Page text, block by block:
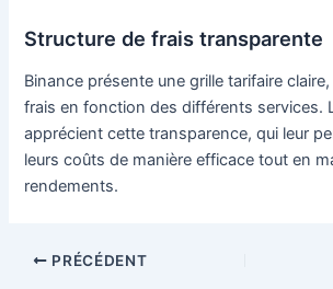
Structure de frais transparente
Binance présente une grille tarifaire
frais en fonction des différents services.
apprécient cette transparence, qui leur
leurs coûts de manière efficace tout en
rendements.
NavigationPRÉCÉDENT